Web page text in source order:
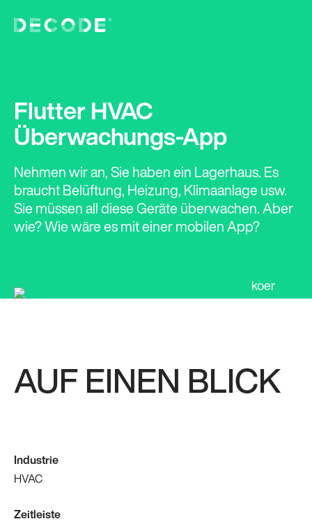
Flutter HVAC
Überwachungs-App
Nehmen wir an, Sie haben ein Lagerhaus. Es
braucht Belüftung, Heizung, Klimaanlage usw.
Sie müssen all diese Geräte überwachen. Aber
wie? Wie wäre es mit einer mobilen App?
AUF EINEN BLICK
Industrie
HVAC
Zeitleiste